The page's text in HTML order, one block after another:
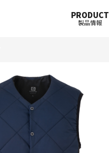
PRODUCT
製品情報